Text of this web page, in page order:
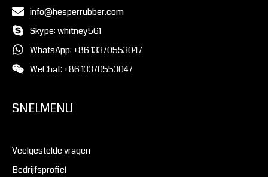
info@hesperrubber.com
Skype: whitney561
WhatsApp: +86 13370553047
WeChat: +86 13370553047
SNELMENU
Veelgestelde vragen
Bedrijfsprofiel